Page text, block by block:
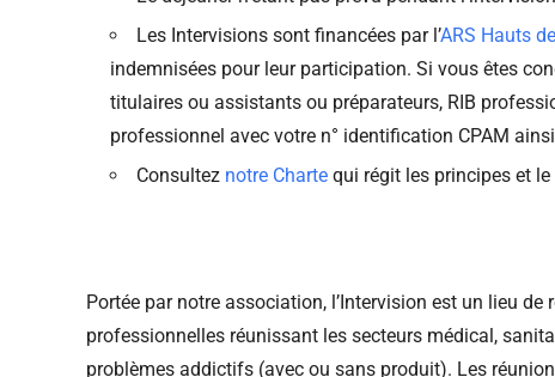
Les Intervisions sont financées par l’ARS Hauts
indemnisées pour leur participation. Si vous êtes
titulaires ou assistants ou préparateurs, RIB
professionnel avec votre n° identification CPAM
Consultez notre Charte qui régit les principes et
Portée par notre association, l’Intervision est un lieu de
professionnelles réunissant les secteurs médical,
problèmes addictifs (avec ou sans produit). Les